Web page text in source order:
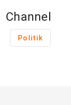
Channel
Politik